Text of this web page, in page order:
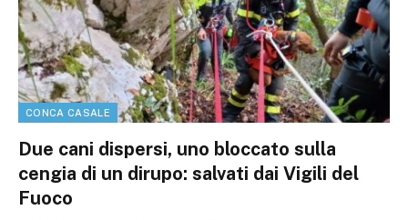
CONCA CASALE
Due cani dispersi, uno bloccato sulla
cengia di un dirupo: salvati dai Vigili del
Fuoco